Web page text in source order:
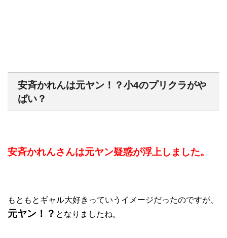
安斉かれんは元ヤン！？小4のプリクラがや
ばい？
安斉かれんさんは元ヤン疑惑が浮上しました。
もともとギャル大好きっていうイメージだったのですが、
元ヤン！？ となりましたね。